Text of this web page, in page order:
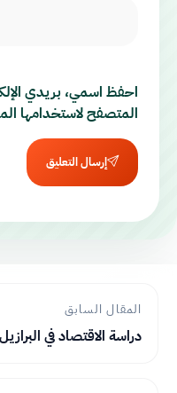
احفظ اسمي، بريدي
المتصفح لاستخدامها
إرسال التعليق
المقال السابق
دراسة الاقتصاد في البرازيل